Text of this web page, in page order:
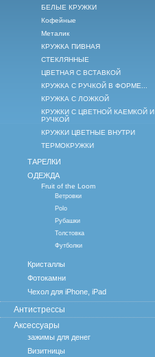
БЕЛЫЕ КРУЖКИ
Кофейные
Металик
КРУЖКА ПИВНАЯ
СТЕКЛЯННЫЕ
ЦВЕТНАЯ С ВСТАВКОЙ
КРУЖКА С РУЧКОЙ В ФОРМЕ...
КРУЖКА С ЛОЖКОЙ
КРУЖКИ С ЦВЕТНОЙ КАЕМКОЙ И
РУЧКОЙ
КРУЖКИ ЦВЕТНЫЕ ВНУТРИ
ТЕРМОКРУЖКИ
ТАРЕЛКИ
ОДЕЖДА
Fruit of the Loom
Ветровки
Polo
Рубашки
Толстовка
Футболки
Кристаллы
Фотокамни
Чехол для iPhone, iPad
Антистрессы
Аксессуары
зажимы для денег
Визитницы